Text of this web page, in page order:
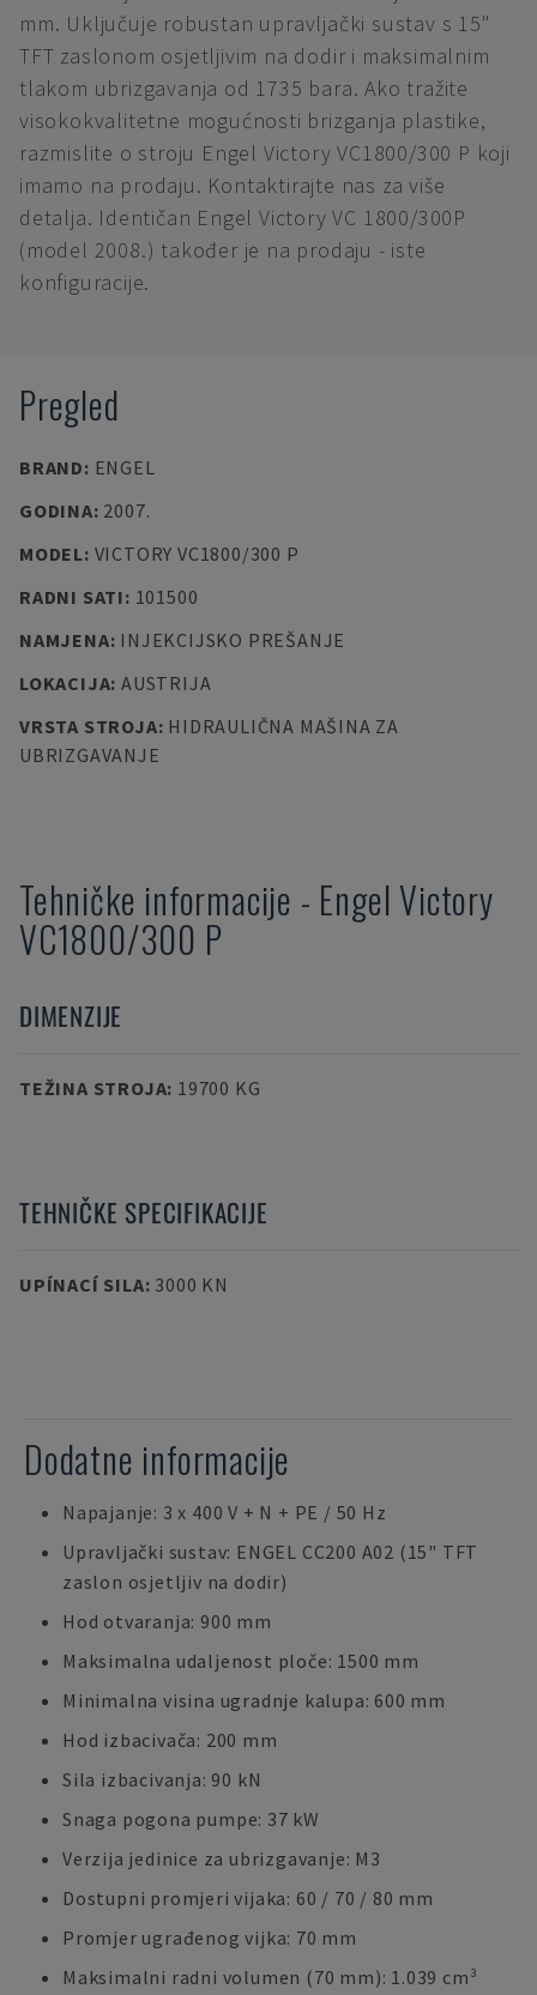
mm. Uključuje robustan upravljački sustav s 15"
TFT zaslonom osjetljivim na dodir i maksimalnim
tlakom ubrizgavanja od 1735 bara. Ako tražite
visokokvalitetne mogućnosti brizganja plastike,
razmislite o stroju Engel Victory VC1800/300 P koji
imamo na prodaju. Kontaktirajte nas za više
detalja. Identičan Engel Victory VC 1800/300P
(model 2008.) također je na prodaju - iste
konfiguracije.
Pregled
BRAND: ENGEL
GODINA: 2007.
MODEL: VICTORY VC1800/300 P
RADNI SATI: 101500
NAMJENA: INJEKCIJSKO PREŠANJE
LOKACIJA: AUSTRIJA
VRSTA STROJA: HIDRAULIČNA MAŠINA ZA
UBRIZGAVANJE
Tehničke informacije - Engel Victory
VC1800/300 P
DIMENZIJE
TEŽINA STROJA: 19700 KG
TEHNIČKE SPECIFIKACIJE
UPÍNACÍ SILA: 3000 KN
Dodatne informacije
Napajanje: 3 x 400 V + N + PE / 50 Hz
Upravljački sustav: ENGEL CC200 A02 (15" TFT
zaslon osjetljiv na dodir)
Hod otvaranja: 900 mm
Maksimalna udaljenost ploče: 1500 mm
Minimalna visina ugradnje kalupa: 600 mm
Hod izbacivača: 200 mm
Sila izbacivanja: 90 kN
Snaga pogona pumpe: 37 kW
Verzija jedinice za ubrizgavanje: M3
Dostupni promjeri vijaka: 60 / 70 / 80 mm
Promjer ugrađenog vijka: 70 mm
Maksimalni radni volumen (70 mm): 1.039 cm³